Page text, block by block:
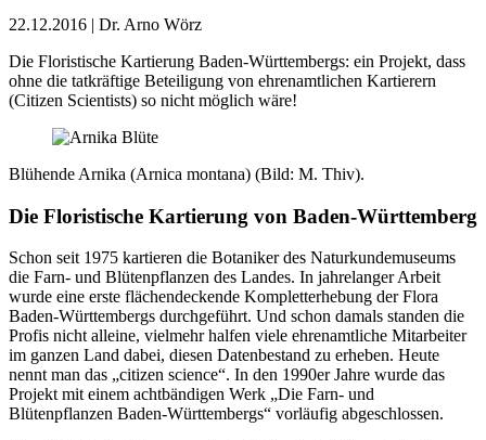
22.12.2016 | Dr. Arno Wörz
Die Floristische Kartierung Baden-Württembergs: ein Projekt, dass
ohne die tatkräftige Beteiligung von ehrenamtlichen Kartierern
(Citizen Scientists) so nicht möglich wäre!
Blühende Arnika (Arnica montana) (Bild: M. Thiv).
Die Floristische Kartierung von Baden-Württemberg
Schon seit 1975 kartieren die Botaniker des Naturkundemuseums
die Farn- und Blütenpflanzen des Landes. In jahrelanger Arbeit
wurde eine erste flächendeckende Kompletterhebung der Flora
Baden-Württembergs durchgeführt. Und schon damals standen die
Profis nicht alleine, vielmehr halfen viele ehrenamtliche Mitarbeiter
im ganzen Land dabei, diesen Datenbestand zu erheben. Heute
nennt man das „citizen science“. In den 1990er Jahre wurde das
Projekt mit einem achtbändigen Werk „Die Farn- und
Blütenpflanzen Baden-Württembergs“ vorläufig abgeschlossen.